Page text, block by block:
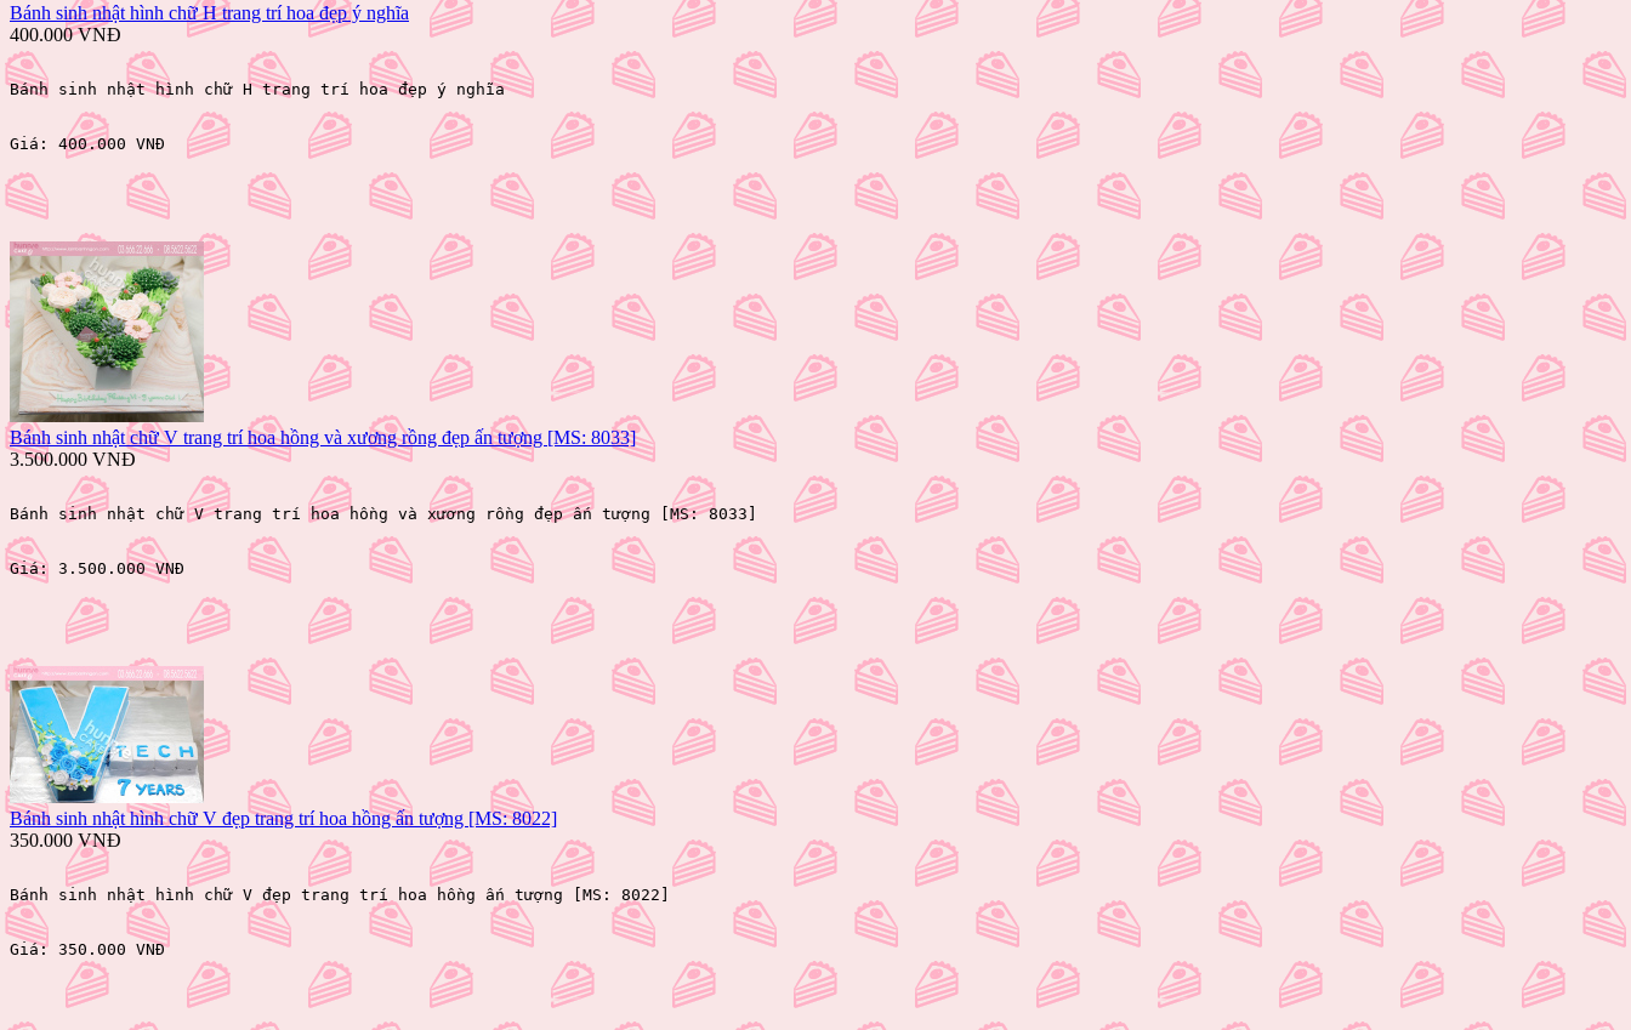
Bánh sinh nhật hình chữ H trang trí hoa đẹp ý nghĩa
400.000 VNĐ
Bánh sinh nhật hình chữ H trang trí hoa đẹp ý nghĩa
Giá: 400.000 VNĐ
Bánh sinh nhật chữ V trang trí hoa hồng và xương rồng đẹp ấn tượng [MS: 8033]
3.500.000 VNĐ
Bánh sinh nhật chữ V trang trí hoa hồng và xương rồng đẹp ấn tượng [MS: 8033]
Giá: 3.500.000 VNĐ
Bánh sinh nhật hình chữ V đẹp trang trí hoa hồng ấn tượng [MS: 8022]
350.000 VNĐ
Bánh sinh nhật hình chữ V đẹp trang trí hoa hồng ấn tượng [MS: 8022]
Giá: 350.000 VNĐ